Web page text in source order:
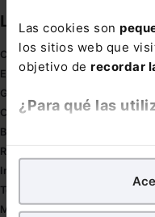
Las cookies son
los sitios web que
objetivo de recordar
¿Para qué las
analíticospara tratar
nuestra página web.
para poder mostrarte
Links directos
Coronavirus
Estudio de salud abogacía
Gestión de despachos
Compliance
Buenas Prácticas Tributarias
RGPD
Innovación
Tesauro
Mapa web